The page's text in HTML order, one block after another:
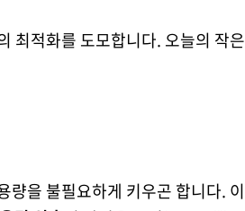
최적화를 도모합니다. 오늘의 작은
량을 불필요하게 키우곤 합니다. 이